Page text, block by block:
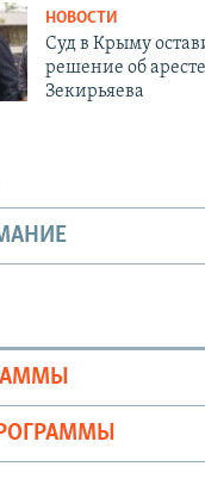
НОВОСТИ
Суд в Крыму
решение об
Зекирьяева